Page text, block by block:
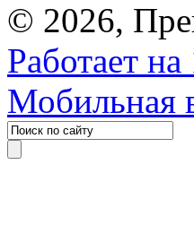
© 2026,
Работает
Мобильная